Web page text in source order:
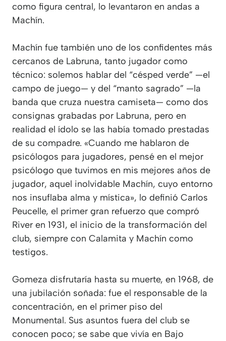
como figura central, lo levantaron en andas a
Machín.
Machín fue también uno de los confidentes más
cercanos de Labruna, tanto jugador como
técnico: solemos hablar del “césped verde” —el
campo de juego— y del “manto sagrado” —la
banda que cruza nuestra camiseta— como dos
consignas grabadas por Labruna, pero en
realidad el ídolo se las había tomado prestadas
de su compadre. «Cuando me hablaron de
psicólogos para jugadores, pensé en el mejor
psicólogo que tuvimos en mis mejores años de
jugador, aquel inolvidable Machín, cuyo entorno
nos insuflaba alma y mística», lo definió Carlos
Peucelle, el primer gran refuerzo que compró
River en 1931, el inicio de la transformación del
club, siempre con Calamita y Machín como
testigos.
Gomeza disfrutaría hasta su muerte, en 1968, de
una jubilación soñada: fue el responsable de la
concentración, en el primer piso del
Monumental. Sus asuntos fuera del club se
conocen poco; se sabe que vivía en Bajo